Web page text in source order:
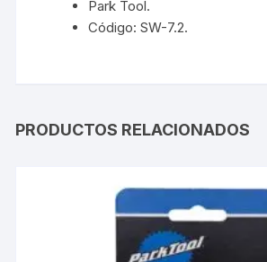
Park Tool.
Código: SW-7.2.
PRODUCTOS RELACIONADOS